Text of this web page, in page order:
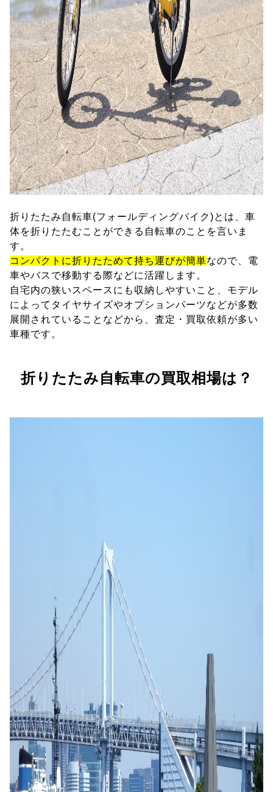
折りたたみ自転車(フォールディングバイク)とは、車
体を折りたたむことができる自転車のことを言いま
す。
コンパクトに折りたためて持ち運びが簡単なので、電
車やバスで移動する際などに活躍します。
自宅内の狭いスペースにも収納しやすいこと、モデル
によってタイヤサイズやオプションパーツなどが多数
展開されていることなどから、査定・買取依頼が多い
車種です。
折りたたみ自転車の買取相場は？